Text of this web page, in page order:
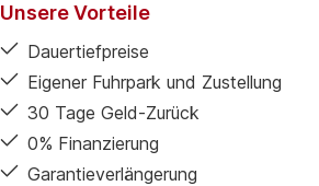
Unsere Vorteile
Dauertiefpreise
Eigener Fuhrpark und Zustellung
30 Tage Geld-Zurück
0% Finanzierung
Garantieverlängerung